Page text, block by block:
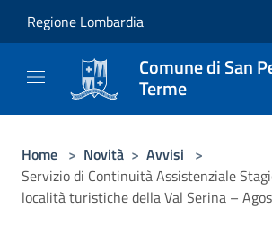
Regione Lombardia
Comune di San
Terme
Home > Novità > Avvisi >
Servizio di Continuità Assistenziale
località turistiche della Val Serina –